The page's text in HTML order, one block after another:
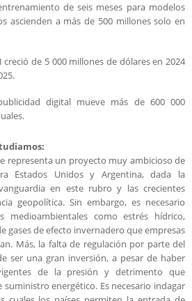
de seis meses para modelos
ascienden a más de 500 millones solo en
creció de 5 000 millones de dólares en 2024
digital mueve más de 600 000
representa un proyecto muy ambicioso de
Estados Unidos y Argentina, dada la
en este rubro y las crecientes
geopolítica. Sin embargo, es necesario
medioambientales como estrés hídrico,
gases de efecto invernadero que empresas
Más, la falta de regulación por parte del
ser una gran inversión, a pesar de haber
de la presión y detrimento que
suministro energético. Es necesario indagar